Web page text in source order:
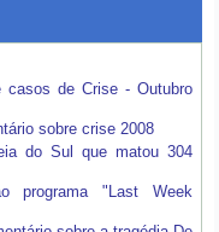
casos de Crise - Outubro
sobre crise 2008
do Sul que matou 304
programa "Last Week